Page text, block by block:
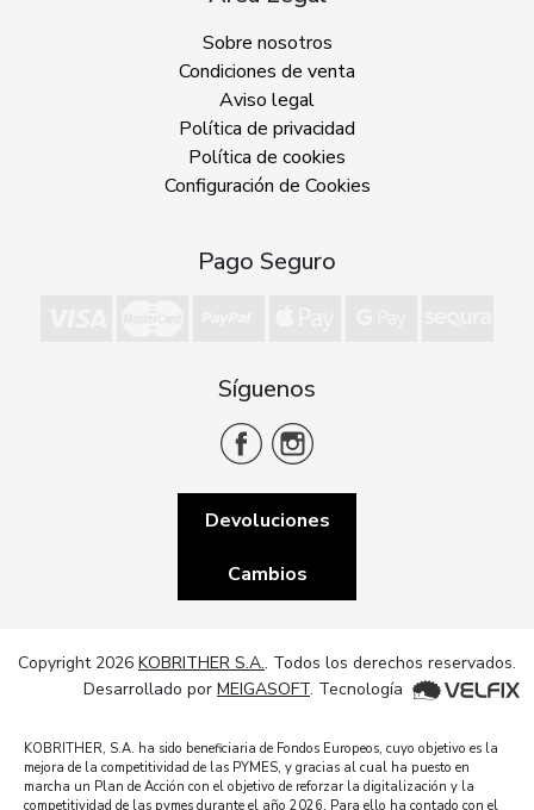
Sobre nosotros
Condiciones de venta
Aviso legal
Política de privacidad
Política de cookies
Configuración de Cookies
Pago Seguro
Síguenos
Devoluciones
Cambios
Copyright 2026 KOBRITHER S.A.. Todos los derechos reservados.
Desarrollado por MEIGASOFT. Tecnología
KOBRITHER, S.A. ha sido beneficiaria de Fondos Europeos, cuyo objetivo es la
mejora de la competitividad de las PYMES, y gracias al cual ha puesto en
marcha un Plan de Acción con el objetivo de reforzar la digitalización y la
competitividad de las pymes durante el año 2026. Para ello ha contado con el